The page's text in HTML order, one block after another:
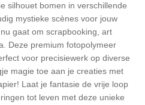
silhouet bomen in verschillende
mystieke scènes voor jouw
gaat om scrapbooking, art
Deze premium fotopolymeer
voor precisiewerk op diverse
magie toe aan je creaties met
Laat je fantasie de vrije loop
tot leven met deze unieke